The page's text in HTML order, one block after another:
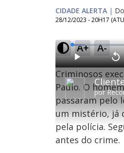
CIDADE ALERTA |
28/12/2023 - 20H17
A+ A-
por
P
l
a
y
V
o
l
t
a
r
1
0
s
e
g
u
d
s
L
o
a
d
e
:
0
%
Criminosos
Paulo. O
passaram pelo
um mistério, já
pela polícia.
antes do crime.